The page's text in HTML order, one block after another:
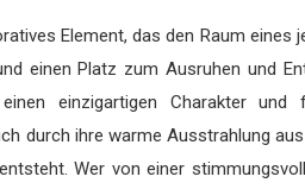
Element, das den Raum
einen Platz zum Ausruhen und
einzigartigen Charakter
durch ihre warme Ausstrahlung
Wer von einer